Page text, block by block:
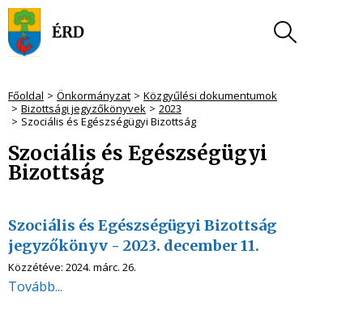
Főoldal Önkormányzat
Közgyűlési dokumentumok
Bizottsági jegyzőkönyvek
2023
Szociális és Egészségügyi Bizottság
Szociális és Egészségügyi
Bizottság
Szociális és Egészségügyi Bizottság
jegyzőkönyv - 2023. december 11.
Közzétéve: 2024. márc. 26.
Tovább...